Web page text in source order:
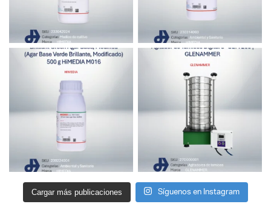
Cargar más publicaciones Síguenos en Instagram